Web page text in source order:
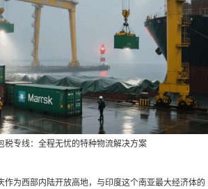
税专线：全程无忧的特种物流解决方案​
作为西部内陆开放高地，与印度这个南亚最大经济体的